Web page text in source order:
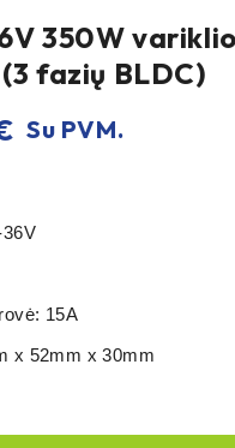
350W
fazių BLDC)
Su PVM.
15A
x 52mm x 30mm